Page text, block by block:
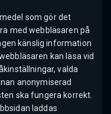
som gör det
med webbläsaren på
känslig information
kan läsa vid
valda
anonymiserad
ska fungera korrekt.
laddas